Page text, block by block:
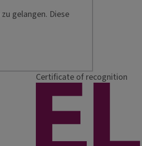
zu gelangen. Diese
Certificate of recognition